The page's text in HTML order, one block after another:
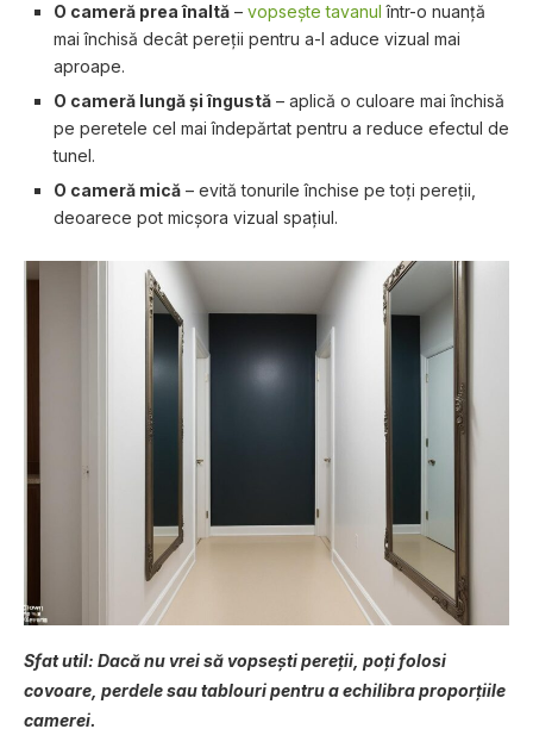
O cameră prea înaltă – vopsește tavanul într-o nuanță
mai închisă decât pereții pentru a-l aduce vizual mai
aproape.
O cameră lungă și îngustă – aplică o culoare mai închisă
pe peretele cel mai îndepărtat pentru a reduce efectul de
tunel.
O cameră mică – evită tonurile închise pe toți pereții,
deoarece pot micșora vizual spațiul.
Sfat util: Dacă nu vrei să vopsești pereții, poți folosi
covoare, perdele sau tablouri pentru a echilibra proporțiile
camerei.